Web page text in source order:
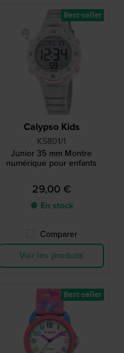
Calypso Kids
K5801/1
Junior 35 mm Montre
numérique pour enfants
29,00 €
● En stock
Comparer
Voir les produits
Best-seller
Best-seller